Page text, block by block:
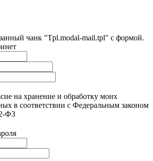
чанк "Tpl.modal-mail.tpl" с формой.
на хранение и обработку моих
в соответствии с Федеральным законом
ФЗ